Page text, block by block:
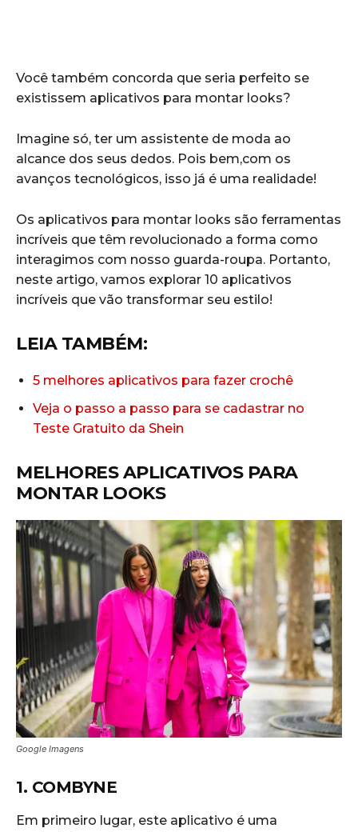
Você também concorda que seria perfeito se
existissem aplicativos para montar looks?
Imagine só, ter um assistente de moda ao
alcance dos seus dedos. Pois bem,com os
avanços tecnológicos, isso já é uma realidade!
Os aplicativos para montar looks são ferramentas
incríveis que têm revolucionado a forma como
interagimos com nosso guarda-roupa. Portanto,
neste artigo, vamos explorar 10 aplicativos
incríveis que vão transformar seu estilo!
LEIA TAMBÉM:
5 melhores aplicativos para fazer crochê
Veja o passo a passo para se cadastrar no
Teste Gratuito da Shein
MELHORES APLICATIVOS PARA
MONTAR LOOKS
Google Imagens
1. COMBYNE
Em primeiro lugar, este aplicativo é uma